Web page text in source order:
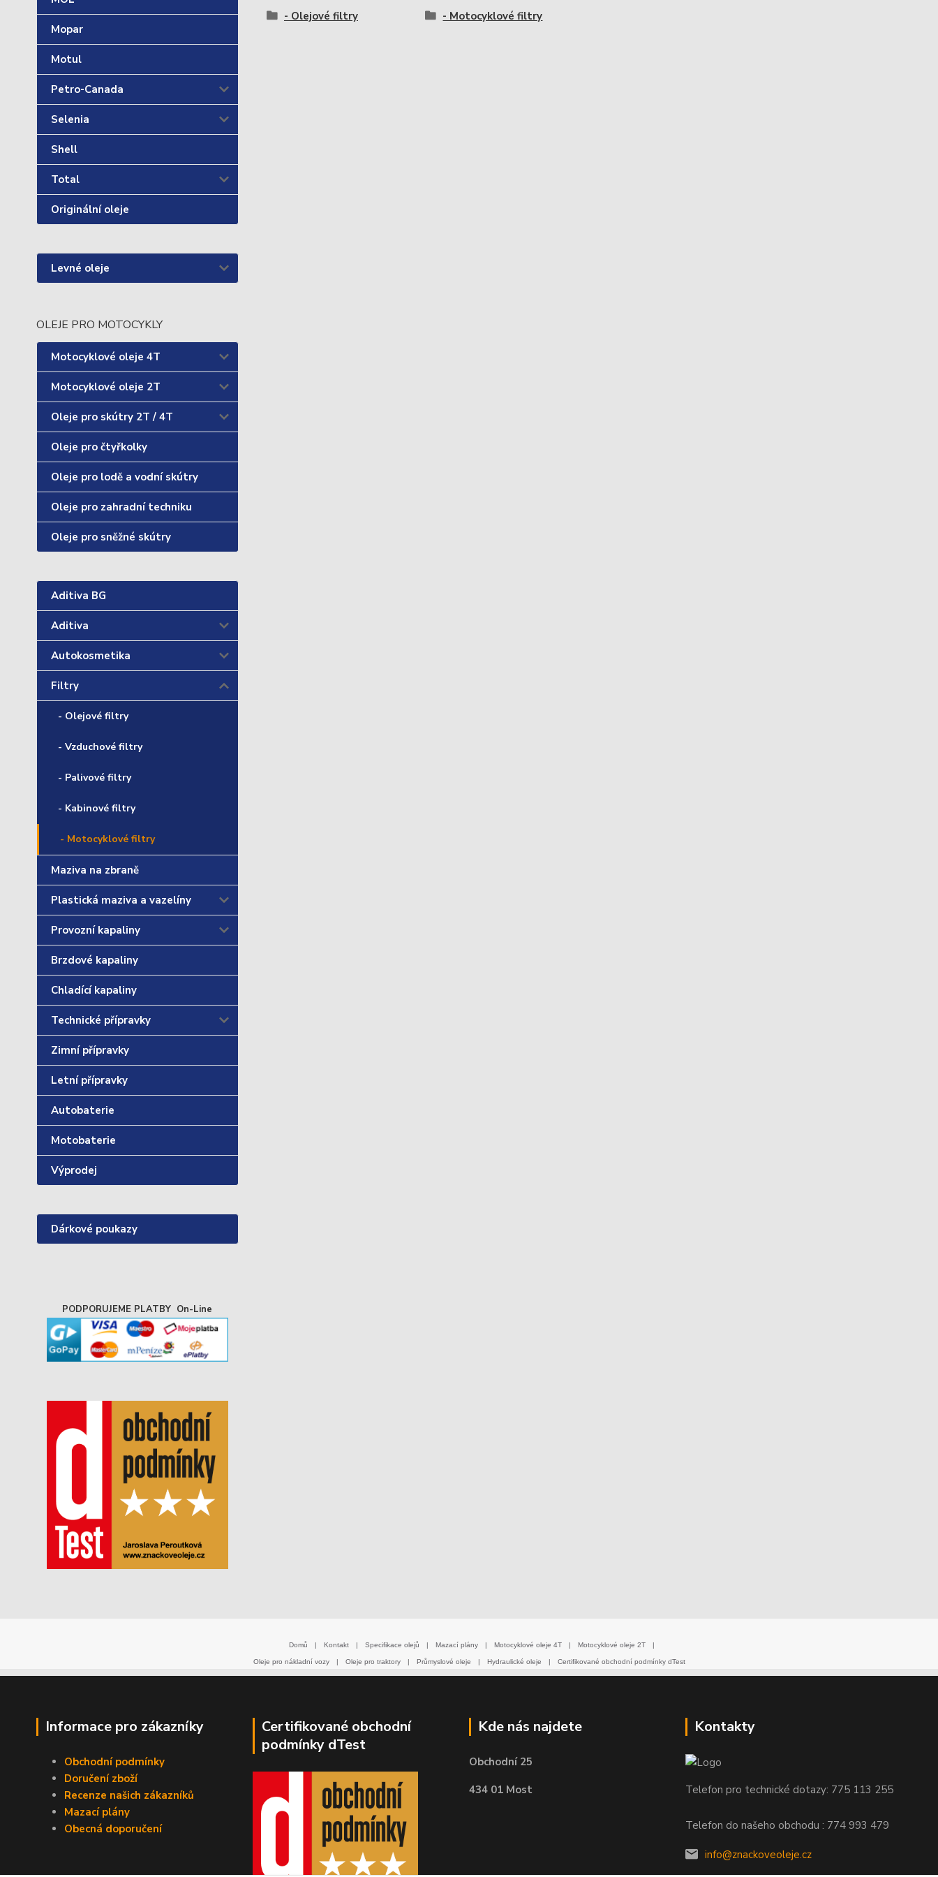
Mopar
Motul
Petro-Canada
Selenia
Shell
Total
Originální oleje
Levné oleje
OLEJE PRO MOTOCYKLY
Motocyklové oleje 4T
Motocyklové oleje 2T
Oleje pro skútry 2T / 4T
Oleje pro čtyřkolky
Oleje pro lodě a vodní skútry
Oleje pro zahradní techniku
Oleje pro sněžné skútry
Aditiva BG
Aditiva
Autokosmetika
Filtry
- Olejové filtry
- Vzduchové filtry
- Palivové filtry
- Kabinové filtry
- Motocyklové filtry
Maziva na zbraně
Plastická maziva a vazelíny
Provozní kapaliny
Brzdové kapaliny
Chladící kapaliny
Technické přípravky
Zimní přípravky
Letní přípravky
Autobaterie
Motobaterie
Výprodej
Dárkové poukazy
PODPORUJEME PLATBY On-Line
- Olejové filtry - Motocyklové filtry
Domů | Kontakt | Specifikace olejů | Mazací plány | Motocyklové oleje 4T | Motocyklové oleje 2T |
Oleje pro nákladní vozy | Oleje pro traktory | Průmyslové oleje | Hydraulické oleje | Certifikované obchodní podmínky dTest
Informace pro zákazníky
Obchodní podmínky
Doručení zboží
Recenze našich zákazníků
Mazací plány
Obecná doporučení
Certifikované obchodní
podmínky dTest
Kde nás najdete
Obchodní 25
434 01 Most
Kontakty
Telefon pro technické dotazy: 775 113 255
Telefon do našeho obchodu : 774 993 479
info@znackoveoleje.cz